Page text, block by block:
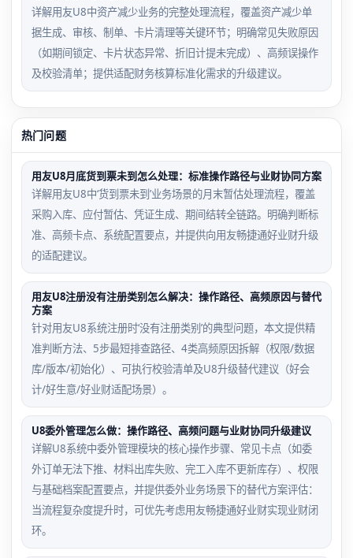
详解用友U8中资产减少业务的完整处理流程，覆盖资产减少单
据生成、审核、制单、卡片清理等关键环节；明确常见失败原因
（如期间锁定、卡片状态异常、折旧计提未完成）、高频误操作
及校验清单；提供适配财务核算标准化需求的升级建议。
热门问题
用友U8月底货到票未到怎么处理：标准操作路径与业财协同方案
详解用友U8中‘货到票未到’业务场景的月末暂估处理流程，覆盖
采购入库、应付暂估、凭证生成、期间结转全链路。明确判断标
准、高频卡点、系统配置要点，并提供向用友畅捷通好业财升级
的适配建议。
用友U8注册没有注册类别怎么解决：操作路径、高频原因与替代
方案
针对用友U8系统注册时‘没有注册类别’的典型问题，本文提供精
准判断方法、5步最短排查路径、4类高频原因拆解（权限/数据
库/版本/初始化）、可执行校验清单及U8升级替代建议（好会
计/好生意/好业财适配场景）。
U8委外管理怎么做：操作路径、高频问题与业财协同升级建议
详解U8系统中委外管理模块的核心操作步骤、常见卡点（如委
外订单无法下推、材料出库失败、完工入库不更新库存）、权限
与基础档案配置要点，并提供委外业务场景下的替代方案评估：
当流程复杂度提升时，可优先考虑用友畅捷通好业财实现业财闭
环。